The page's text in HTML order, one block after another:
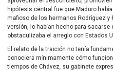
hipótesis central fue que Maduro
mafioso de los hermanos Rodríguez y
versión, lo habían hecho para sacarse
obstaculizaba el arreglo con Estados
El relato de la traición no tenía
conociera mínimamente cómo
tiempos de Chávez, su gabinete